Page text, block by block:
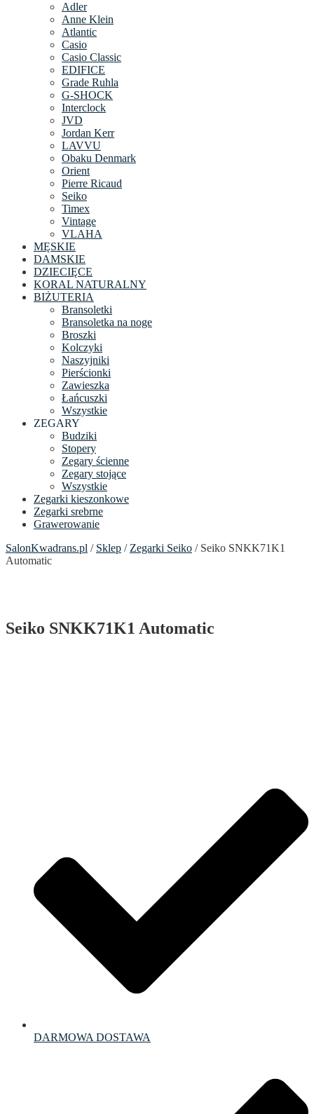
Adler
Anne Klein
Atlantic
Casio
Casio Classic
EDIFICE
Grade Ruhla
G-SHOCK
Interclock
JVD
Jordan Kerr
LAVVU
Obaku Denmark
Orient
Pierre Ricaud
Seiko
Timex
Vintage
VLAHA
MĘSKIE
DAMSKIE
DZIECIĘCE
KORAL NATURALNY
BIŻUTERIA
Bransoletki
Bransoletka na noge
Broszki
Kolczyki
Naszyjniki
Pierścionki
Zawieszka
Łańcuszki
Wszystkie
ZEGARY
Budziki
Stopery
Zegary ścienne
Zegary stojące
Wszystkie
Zegarki kieszonkowe
Zegarki srebrne
Grawerowanie
SalonKwadrans.pl / Sklep / Zegarki Seiko / Seiko SNKK71K1
Automatic
Seiko SNKK71K1 Automatic
DARMOWA DOSTAWA